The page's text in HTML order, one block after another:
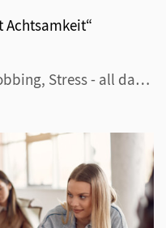
Achtsamkeit“
Ängste, Konkurrenzdruck, Mobbing, Stress - all das gehört wohl zum Alltag von Schülerinnen und Schülern. Aber ist das unumgänglich? Oder gibt es nicht auch Strategien, die dem entgegenwirken können? Zum Beispiel, wenn Lehrkräfte das Konzept „Lernen mit Achtsamkeit“ in ihrem Klassenzimmer etablieren,...